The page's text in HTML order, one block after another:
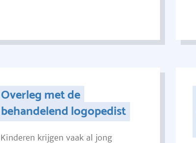
Overleg met de
behandelend logopedist
Kinderen krijgen vaak al jong